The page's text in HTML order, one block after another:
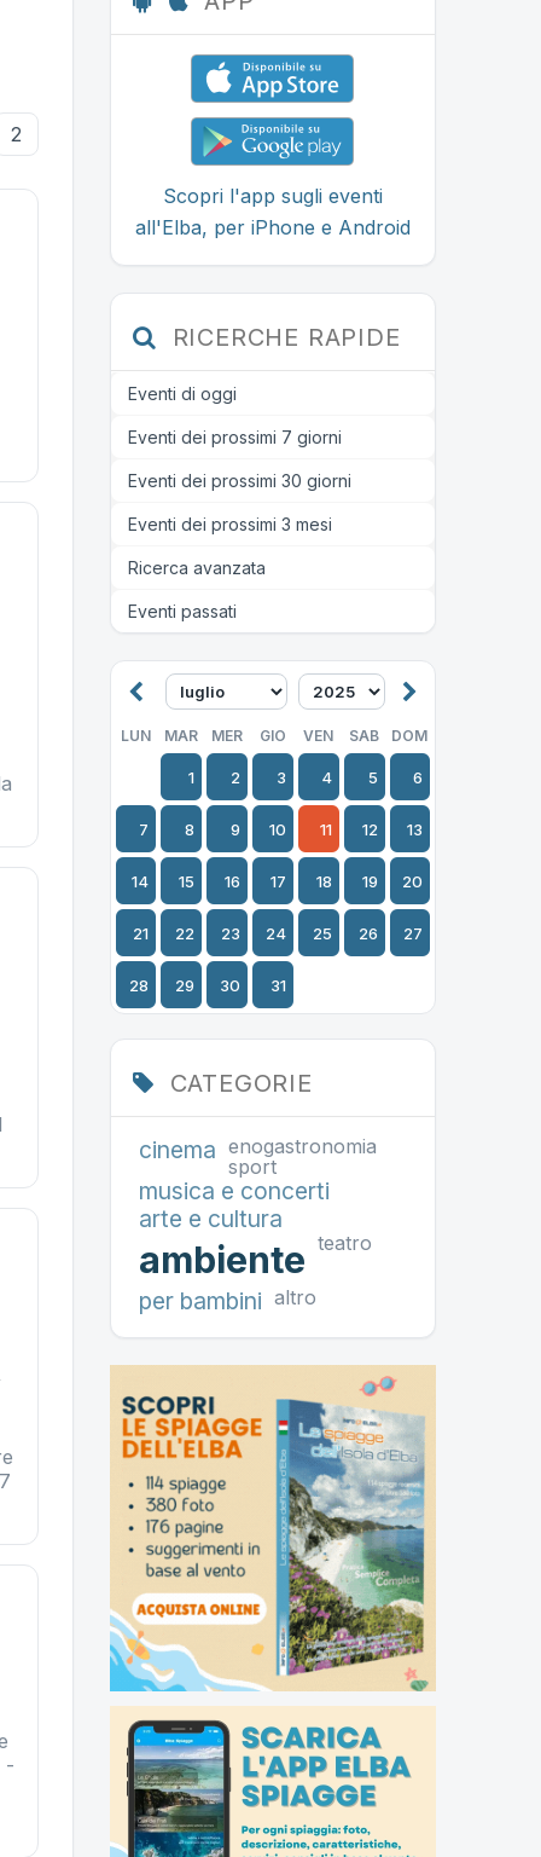
2
-
Scopri l'app sugli eventi
all'Elba, per iPhone e Android
RICERCHE RAPIDE
Eventi di oggi
Eventi dei prossimi 7 giorni
Eventi dei prossimi 30 giorni
Eventi dei prossimi 3 mesi
Ricerca avanzata
Eventi passati
LUN MAR MER GIO VEN SAB DOM
1 2 3 4 5 6
7 8 9 10 11 12 13
14 15 16 17 18 19 20
21 22 23 24 25 26 27
28 29 30 31
CATEGORIE
cinema enogastronomia
sport
musica e concerti
arte e cultura
ambiente teatro
per bambini altro